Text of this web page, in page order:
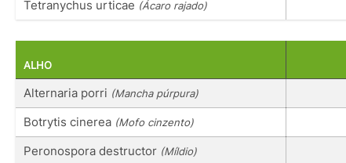
Tetranychus urticae (Ácaro rajado)
ALHO
Alternaria porri (Mancha púrpura)
Botrytis cinerea (Mofo cinzento)
Peronospora destructor (Míldio)